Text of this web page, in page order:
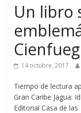
Un libro
14 octubre, 2017
Tiempo de lectura
Gran Caribe Jagua:
Editorial Casa de las